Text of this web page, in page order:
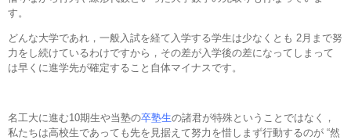
す。
どんな大学であれ，一般入試を経て入学する学生は少なくとも 2月まで努
力をし続けているわけですから，その差が入学後の差になってしまって
は早くに進学先が確定すること自体マイナスです。
名工大に進む10期生や当塾の卒塾生の諸君が特殊ということではなく，
私たちは高校生であっても先を見据えて努力を惜しまず行動するのが “然